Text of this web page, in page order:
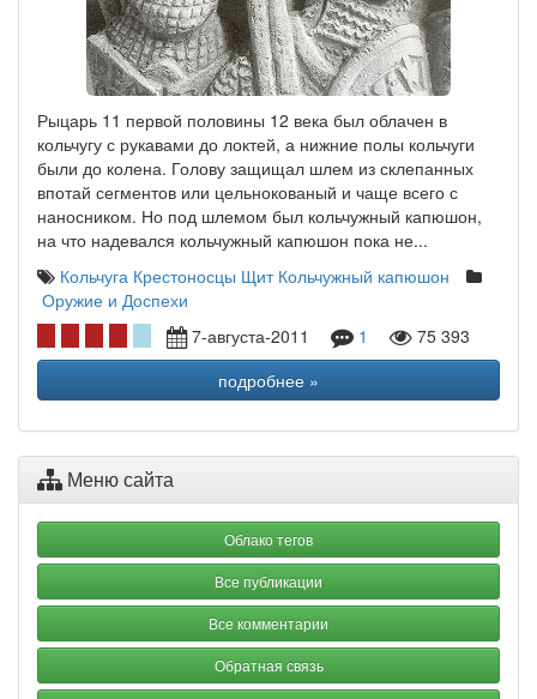
Рыцарь 11 первой половины 12 века был облачен в
кольчугу с рукавами до локтей, а нижние полы кольчуги
были до колена. Голову защищал шлем из склепанных
впотай сегментов или цельнокованый и чаще всего с
наносником. Но под шлемом был кольчужный капюшон,
на что надевался кольчужный капюшон пока не...
Кольчуга Крестоносцы Щит Кольчужный капюшон
Оружие и Доспехи
7-августа-2011
1
75 393
подробнее »
Меню сайта
Облако тегов
Все публикации
Все комментарии
Обратная связь